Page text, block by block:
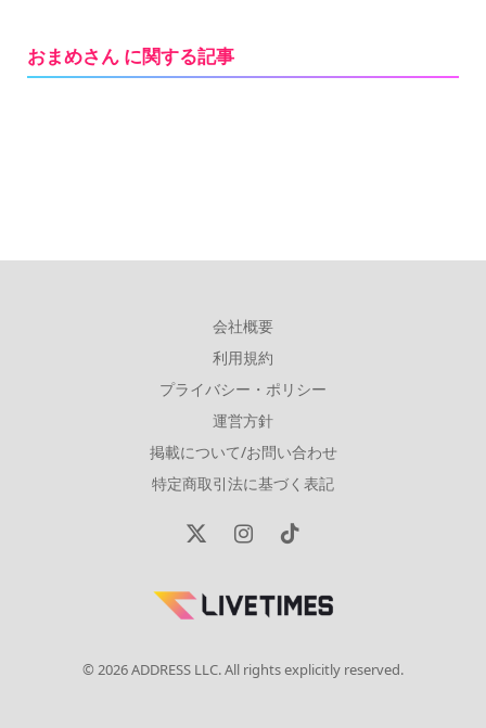
おまめさん に関する記事
会社概要
利用規約
プライバシー・ポリシー
運営方針
掲載について/お問い合わせ
特定商取引法に基づく表記
X
InstagramTikTok
© 2026 ADDRESS LLC. All rights explicitly reserved.